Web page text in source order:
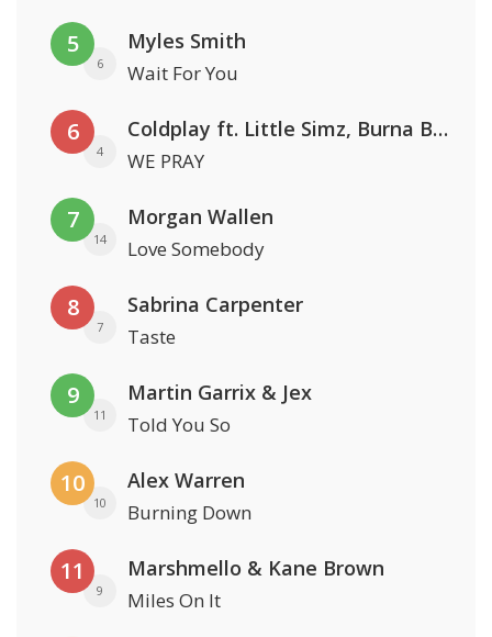
5
6
Myles Smith
Wait For You
6
4
Coldplay ft. Little Simz, Burna Boy, Elyanna & Tini
WE PRAY
7
14
Morgan Wallen
Love Somebody
8
7
Sabrina Carpenter
Taste
9
11
Martin Garrix & Jex
Told You So
10
10
Alex Warren
Burning Down
11
9
Marshmello & Kane Brown
Miles On It